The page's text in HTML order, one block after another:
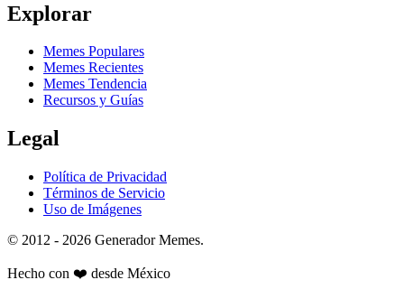
Explorar
Memes Populares
Memes Recientes
Memes Tendencia
Recursos y Guías
Legal
Política de Privacidad
Términos de Servicio
Uso de Imágenes
© 2012 - 2026 Generador Memes.
Hecho con ❤️ desde México